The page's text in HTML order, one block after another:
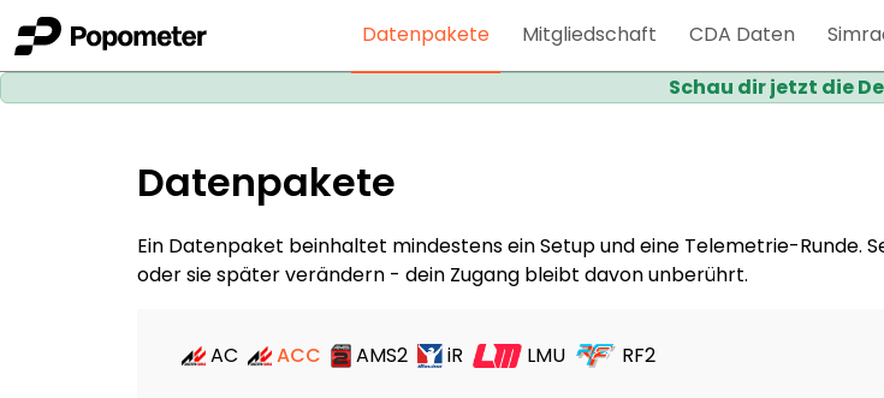
Datenpakete Mitgliedschaft CDA Daten
Schau dir jetzt die
Datenpakete
Ein Datenpaket beinhaltet mindestens ein Setup und eine Telemetrie-Runde.
oder sie später verändern - dein Zugang bleibt davon unberührt.
AC ACC AMS2 iR LMU RF2